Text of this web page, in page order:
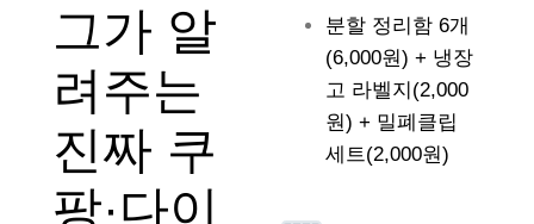
그가 알
려주는
진짜 쿠
팡·다이
분할 정리함 6개
(6,000원) + 냉장
고 라벨지(2,000
원) + 밀폐클립
세트(2,000원)